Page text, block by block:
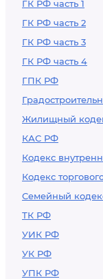
ГК РФ часть 1
ГК РФ часть 2
ГК РФ часть 3
ГК РФ часть 4
ГПК РФ
Жилищный
КАС РФ
Кодекс
Кодекс
Семейный
ТК РФ
УИК РФ
УК РФ
УПК РФ